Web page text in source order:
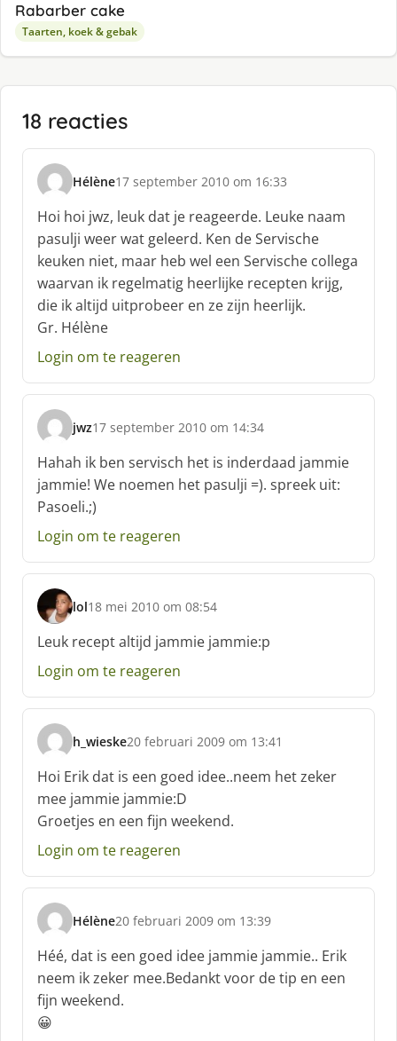
Rabarber cake
Taarten, koek & gebak
18 reacties
Hélène
s
c
h
r
e
e
f
:
17 september 2010 om 16:33
Hoi hoi jwz, leuk dat je reageerde. Leuke naam
pasulji weer wat geleerd. Ken de Servische
keuken niet, maar heb wel een Servische collega
waarvan ik regelmatig heerlijke recepten krijg,
die ik altijd uitprobeer en ze zijn heerlijk.
Gr. Hélène
Login om te reageren
jwz
s
c
h
r
e
e
:
17 september 2010 om 14:34
Hahah ik ben servisch het is inderdaad jammie
jammie! We noemen het pasulji =). spreek uit:
Pasoeli.;)
Login om te reageren
lol
s
c
h
r
e
f
:
18 mei 2010 om 08:54
Leuk recept altijd jammie jammie:p
Login om te reageren
h_wieske
s
c
h
r
e
e
:
20 februari 2009 om 13:41
Hoi Erik dat is een goed idee..neem het zeker
mee jammie jammie:D
Groetjes en een fijn weekend.
Login om te reageren
Hélène
s
c
h
r
e
e
20 februari 2009 om 13:39
Héé, dat is een goed idee jammie jammie.. Erik
neem ik zeker mee.Bedankt voor de tip en een
fijn weekend.
😀